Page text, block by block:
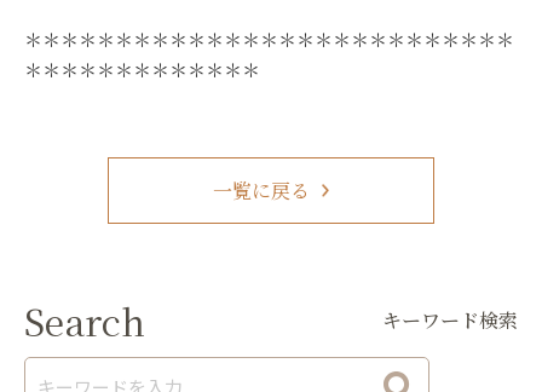
＊＊＊＊＊＊＊＊＊＊＊＊＊＊＊＊＊＊＊＊＊＊＊＊＊＊＊
＊＊＊＊＊＊＊＊＊＊＊＊＊
一覧に戻る
Search キーワード検索